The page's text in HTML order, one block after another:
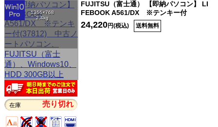
1366×768
2.4kg
在庫 売り切れ
FUJITSU（富士通） 【即納パソコン】 LI
FEBOOK A561/DX ※テンキー付
24,220円(税込) 送料無料